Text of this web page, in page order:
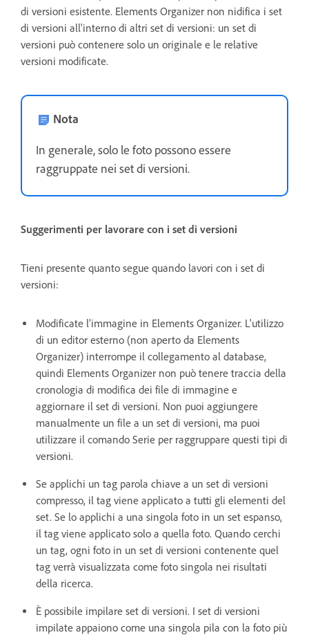
di versioni esistente. Elements Organizer non nidifica i set
di versioni all'interno di altri set di versioni: un set di
versioni può contenere solo un originale e le relative
versioni modificate.
Nota
In generale, solo le foto possono essere
raggruppate nei set di versioni.
Suggerimenti per lavorare con i set di versioni
Tieni presente quanto segue quando lavori con i set di
versioni:
Modificate l’immagine in Elements Organizer. L'utilizzo
di un editor esterno (non aperto da Elements
Organizer) interrompe il collegamento al database,
quindi Elements Organizer non può tenere traccia della
cronologia di modifica dei file di immagine e
aggiornare il set di versioni. Non puoi aggiungere
manualmente un file a un set di versioni, ma puoi
utilizzare il comando Serie per raggruppare questi tipi di
versioni.
Se applichi un tag parola chiave a un set di versioni
compresso, il tag viene applicato a tutti gli elementi del
set. Se lo applichi a una singola foto in un set espanso,
il tag viene applicato solo a quella foto. Quando cerchi
un tag, ogni foto in un set di versioni contenente quel
tag verrà visualizzata come foto singola nei risultati
della ricerca.
È possibile impilare set di versioni. I set di versioni
impilate appaiono come una singola pila con la foto più